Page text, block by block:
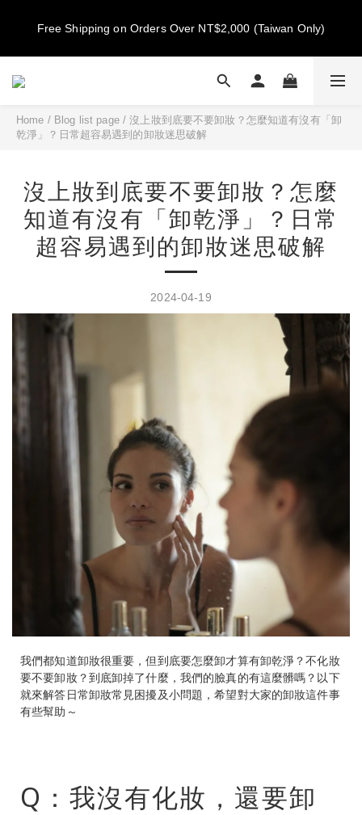
New members get NT$100 credit, plus enjoy 10% off your first
Home / Blog list page/沒上妝到底要不要卸妝？怎麼知道有沒有「卸
乾淨」？日常超容易遇到的卸妝迷思破解
沒上妝到底要不要卸妝？怎麼
知道有沒有「卸乾淨」？日常
超容易遇到的卸妝迷思破解
2024-04-19
我們都知道卸妝很重要，但到底要怎麼卸才算有卸乾淨？不化妝
要不要卸妝？到底卸掉了什麼，我們的臉真的有這麼髒嗎？以下
就來解答日常卸妝常見困擾及小問題，希望對大家的卸妝這件事
有些幫助～
Q：我沒有化妝，還要卸